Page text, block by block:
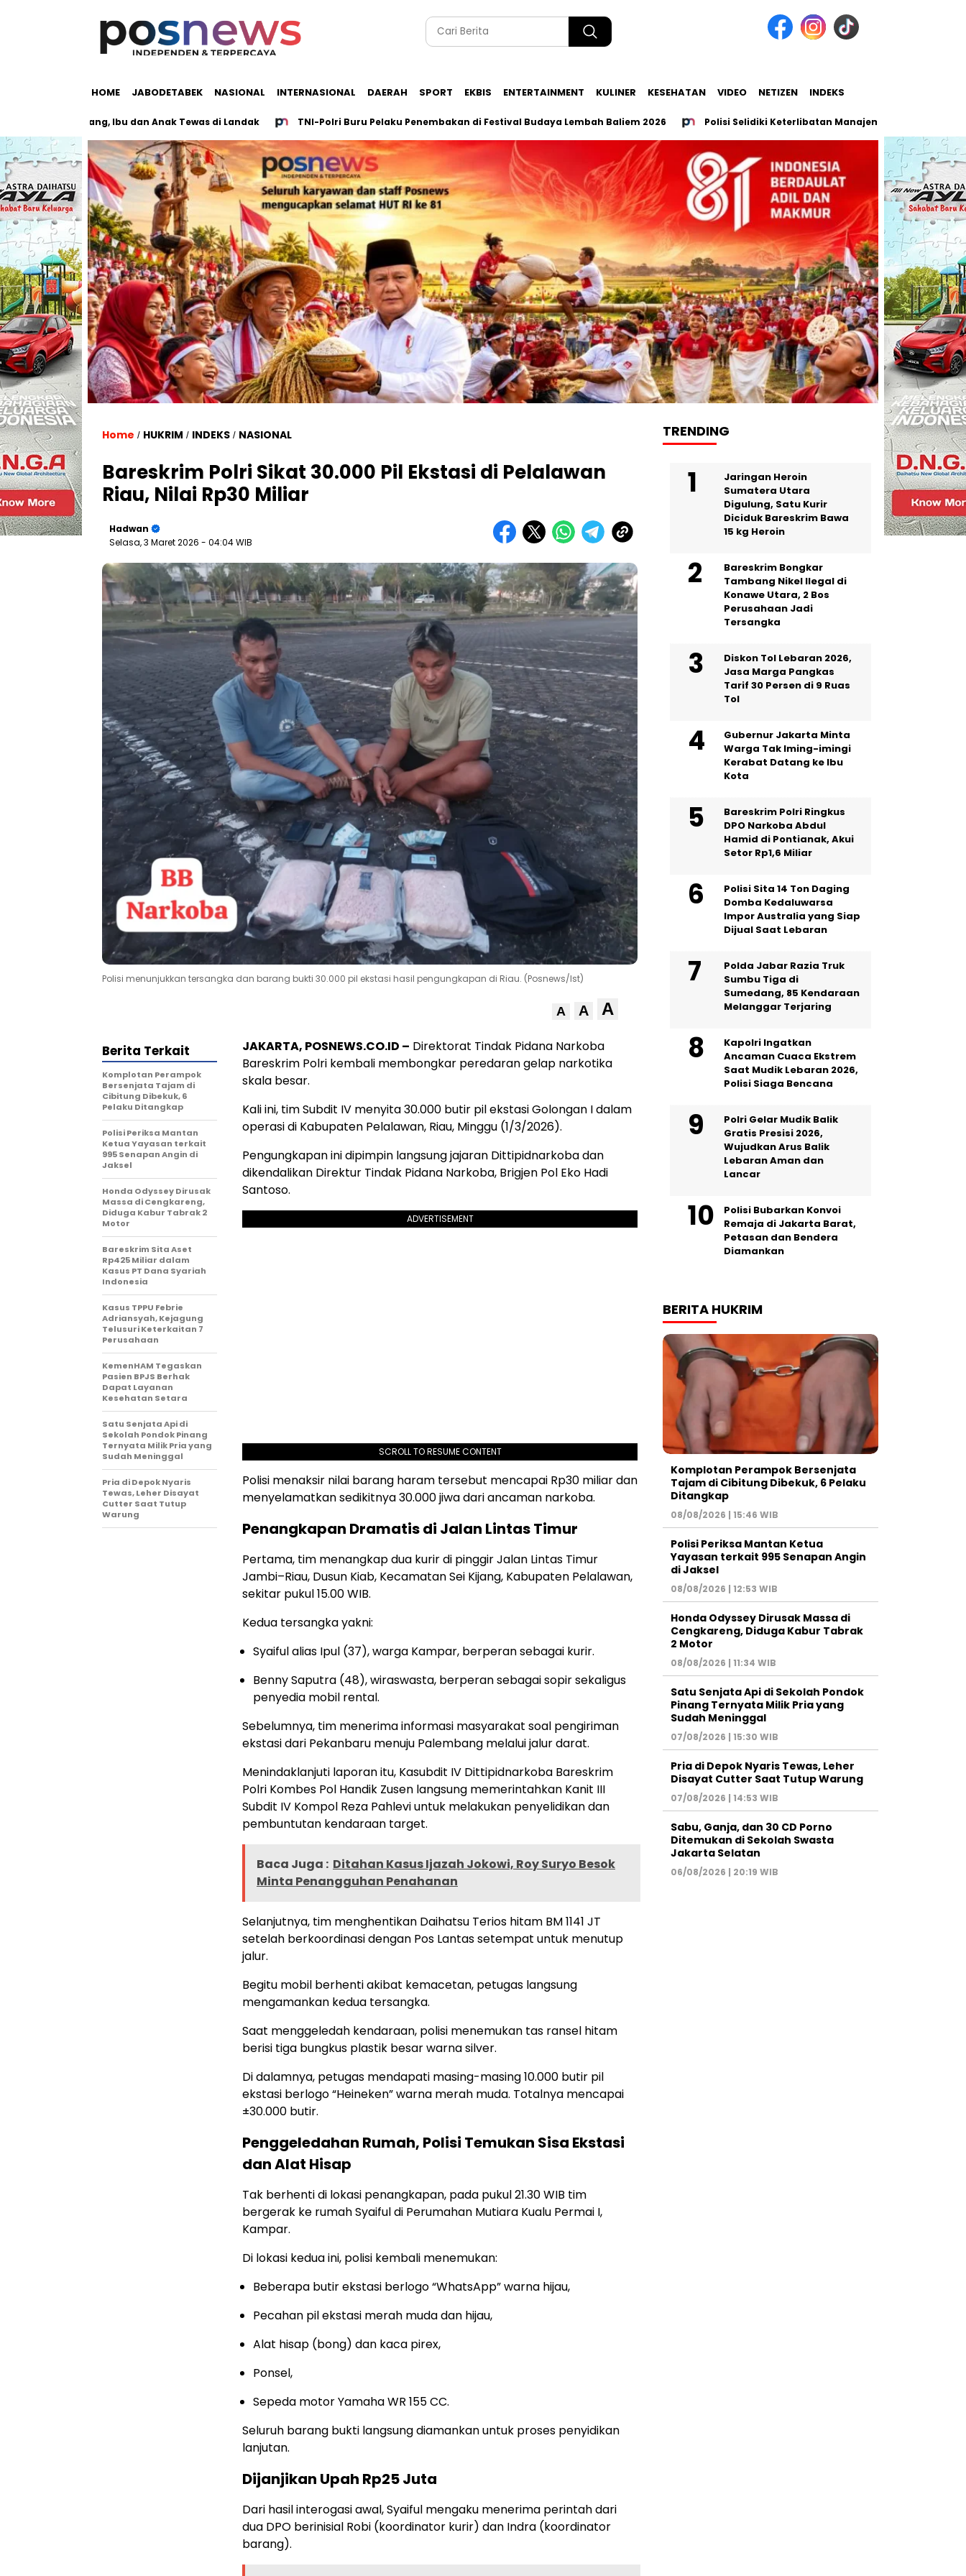
HOME JABODETABEK NASIONAL INTERNASIONAL DAERAH SPORT EKBIS ENTERTAINMENT KULINER KESEHATAN VIDEO NETIZEN INDEKS
Hilang, Ibu dan Anak Tewas di Landak TNI-Polri Buru Pelaku Penembakan di Festival Budaya Lembah Baliem 2026 Polisi Selidiki Keterlibatan Manajemen THM Five Star dalam
Home / HUKRIM / INDEKS / NASIONAL
Bareskrim Polri Sikat 30.000 Pil Ekstasi di Pelalawan
Riau, Nilai Rp30 Miliar
Hadwan
Selasa, 3 Maret 2026 - 04:04 WIB
Polisi menunjukkan tersangka dan barang bukti 30.000 pil ekstasi hasil pengungkapan di Riau. (Posnews/Ist)
A A A
JAKARTA, POSNEWS.CO.ID – Direktorat Tindak Pidana Narkoba
Bareskrim Polri kembali membongkar peredaran gelap narkotika
skala besar.
Kali ini, tim Subdit IV menyita 30.000 butir pil ekstasi Golongan I dalam
operasi di Kabupaten Pelalawan, Riau, Minggu (1/3/2026).
Pengungkapan ini dipimpin langsung jajaran Dittipidnarkoba dan
dikendalikan Direktur Tindak Pidana Narkoba, Brigjen Pol Eko Hadi
Santoso.
ADVERTISEMENT
SCROLL TO RESUME CONTENT
Polisi menaksir nilai barang haram tersebut mencapai Rp30 miliar dan
menyelamatkan sedikitnya 30.000 jiwa dari ancaman narkoba.
Penangkapan Dramatis di Jalan Lintas Timur
Pertama, tim menangkap dua kurir di pinggir Jalan Lintas Timur
Jambi–Riau, Dusun Kiab, Kecamatan Sei Kijang, Kabupaten Pelalawan,
sekitar pukul 15.00 WIB.
Kedua tersangka yakni:
Syaiful alias Ipul (37), warga Kampar, berperan sebagai kurir.
Benny Saputra (48), wiraswasta, berperan sebagai sopir sekaligus
penyedia mobil rental.
Sebelumnya, tim menerima informasi masyarakat soal pengiriman
ekstasi dari Pekanbaru menuju Palembang melalui jalur darat.
Menindaklanjuti laporan itu, Kasubdit IV Dittipidnarkoba Bareskrim
Polri Kombes Pol Handik Zusen langsung memerintahkan Kanit III
Subdit IV Kompol Reza Pahlevi untuk melakukan penyelidikan dan
pembuntutan kendaraan target.
Baca Juga : Ditahan Kasus Ijazah Jokowi, Roy Suryo Besok
Minta Penangguhan Penahanan
Selanjutnya, tim menghentikan Daihatsu Terios hitam BM 1141 JT
setelah berkoordinasi dengan Pos Lantas setempat untuk menutup
jalur.
Begitu mobil berhenti akibat kemacetan, petugas langsung
mengamankan kedua tersangka.
Saat menggeledah kendaraan, polisi menemukan tas ransel hitam
berisi tiga bungkus plastik besar warna silver.
Di dalamnya, petugas mendapati masing-masing 10.000 butir pil
ekstasi berlogo “Heineken” warna merah muda. Totalnya mencapai
±30.000 butir.
Penggeledahan Rumah, Polisi Temukan Sisa Ekstasi
dan Alat Hisap
Tak berhenti di lokasi penangkapan, pada pukul 21.30 WIB tim
bergerak ke rumah Syaiful di Perumahan Mutiara Kualu Permai I,
Kampar.
Di lokasi kedua ini, polisi kembali menemukan:
Beberapa butir ekstasi berlogo “WhatsApp” warna hijau,
Pecahan pil ekstasi merah muda dan hijau,
Alat hisap (bong) dan kaca pirex,
Ponsel,
Sepeda motor Yamaha WR 155 CC.
Seluruh barang bukti langsung diamankan untuk proses penyidikan
lanjutan.
Dijanjikan Upah Rp25 Juta
Dari hasil interogasi awal, Syaiful mengaku menerima perintah dari
dua DPO berinisial Robi (koordinator kurir) dan Indra (koordinator
barang).
Berita Terkait
Komplotan Perampok
Bersenjata Tajam di
Cibitung Dibekuk, 6
Pelaku Ditangkap
Polisi Periksa Mantan
Ketua Yayasan terkait
995 Senapan Angin di
Jaksel
Honda Odyssey Dirusak
Massa di Cengkareng,
Diduga Kabur Tabrak 2
Motor
Bareskrim Sita Aset
Rp425 Miliar dalam
Kasus PT Dana Syariah
Indonesia
Kasus TPPU Febrie
Adriansyah, Kejagung
Telusuri Keterkaitan 7
Perusahaan
KemenHAM Tegaskan
Pasien BPJS Berhak
Dapat Layanan
Kesehatan Setara
Satu Senjata Api di
Sekolah Pondok Pinang
Ternyata Milik Pria yang
Sudah Meninggal
Pria di Depok Nyaris
Tewas, Leher Disayat
Cutter Saat Tutup
Warung
TRENDING
Jaringan Heroin
Sumatera Utara
Digulung, Satu Kurir
Diciduk Bareskrim Bawa
15 kg Heroin
Bareskrim Bongkar
Tambang Nikel Ilegal di
Konawe Utara, 2 Bos
Perusahaan Jadi
Tersangka
Diskon Tol Lebaran 2026,
Jasa Marga Pangkas
Tarif 30 Persen di 9 Ruas
Tol
Gubernur Jakarta Minta
Warga Tak Iming-imingi
Kerabat Datang ke Ibu
Kota
Bareskrim Polri Ringkus
DPO Narkoba Abdul
Hamid di Pontianak, Akui
Setor Rp1,6 Miliar
Polisi Sita 14 Ton Daging
Domba Kedaluwarsa
Impor Australia yang Siap
Dijual Saat Lebaran
Polda Jabar Razia Truk
Sumbu Tiga di
Sumedang, 85 Kendaraan
Melanggar Terjaring
Kapolri Ingatkan
Ancaman Cuaca Ekstrem
Saat Mudik Lebaran 2026,
Polisi Siaga Bencana
Polri Gelar Mudik Balik
Gratis Presisi 2026,
Wujudkan Arus Balik
Lebaran Aman dan
Lancar
Polisi Bubarkan Konvoi
Remaja di Jakarta Barat,
Petasan dan Bendera
Diamankan
BERITA HUKRIM
Komplotan Perampok Bersenjata
Tajam di Cibitung Dibekuk, 6 Pelaku
Ditangkap
08/08/2026 | 15:46 WIB
Polisi Periksa Mantan Ketua
Yayasan terkait 995 Senapan Angin
di Jaksel
08/08/2026 | 12:53 WIB
Honda Odyssey Dirusak Massa di
Cengkareng, Diduga Kabur Tabrak
2 Motor
08/08/2026 | 11:34 WIB
Satu Senjata Api di Sekolah Pondok
Pinang Ternyata Milik Pria yang
Sudah Meninggal
07/08/2026 | 15:30 WIB
Pria di Depok Nyaris Tewas, Leher
Disayat Cutter Saat Tutup Warung
07/08/2026 | 14:53 WIB
Sabu, Ganja, dan 30 CD Porno
Ditemukan di Sekolah Swasta
Jakarta Selatan
06/08/2026 | 20:19 WIB